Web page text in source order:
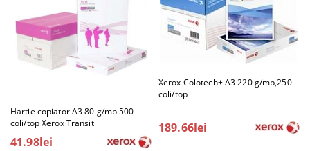
Hartie copiator A3 80 g/mp 500
coli/top Xerox Transit
41.98lei
Xerox Colotech+ A3 220 g/mp,250
coli/top
189.66lei